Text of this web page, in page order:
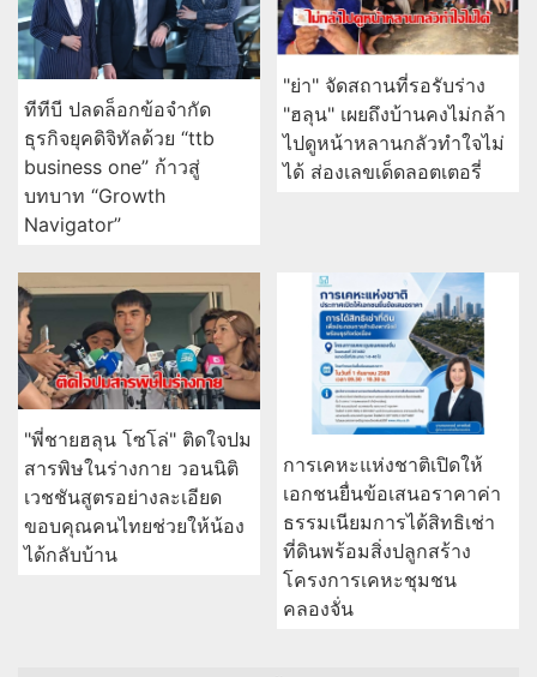
ทีทีบี ปลดล็อกข้อจำกัด
ธุรกิจยุคดิจิทัลด้วย “ttb
business one” ก้าวสู่
บทบาท “Growth
Navigator”
"ย่า" จัดสถานที่รอรับร่าง
"ฮลุน" เผยถึงบ้านคงไม่กล้า
ไปดูหน้าหลานกลัวทำใจไม่
ได้ ส่องเลขเด็ดลอตเตอรี่
"พี่ชายฮลุน โซโล่" ติดใจปม
สารพิษในร่างกาย วอนนิติ
เวชชันสูตรอย่างละเอียด
ขอบคุณคนไทยช่วยให้น้อง
ได้กลับบ้าน
การเคหะแห่งชาติเปิดให้
เอกชนยื่นข้อเสนอราคาค่า
ธรรมเนียมการได้สิทธิเช่า
ที่ดินพร้อมสิ่งปลูกสร้าง
โครงการเคหะชุมชน
คลองจั่น